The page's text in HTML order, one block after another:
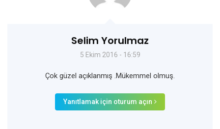
Selim Yorulmaz
5 Ekim 2016 - 16:59
Çok güzel açıklanmış .Mükemmel olmuş.
Yanıtlamak için oturum açın